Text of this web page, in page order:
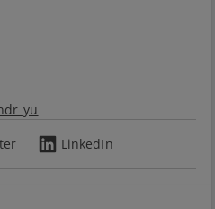
LinkedIn